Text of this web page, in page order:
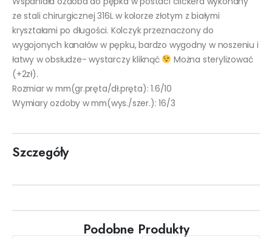
ze stali chirurgicznej 316L w kolorze złotym z białymi
kryształami po długości. Kolczyk przeznaczony do
wygojonych kanałów w pępku, bardzo wygodny w noszeniu i
łatwy w obsłudze- wystarczy kliknąć
Można sterylizować
(+2zł).
Rozmiar w mm(gr.pręta/dł.pręta): 1.6/10
Wymiary ozdoby w mm(wys./szer.): 16/3
Szczegóły
Podobne Produkty